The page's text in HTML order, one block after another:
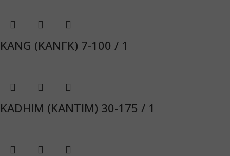
KANG (ΚΑΝΓΚ) 7-100 / 1
KADHIM (ΚΑΝΤΙΜ) 30-175 / 1